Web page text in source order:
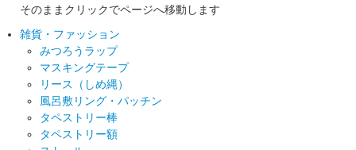
そのままクリックでページへ移動します
雑貨・ファッション
みつろうラップ
マスキングテープ
リース（しめ縄）
風呂敷リング・パッチン
タペストリー棒
タペストリー額